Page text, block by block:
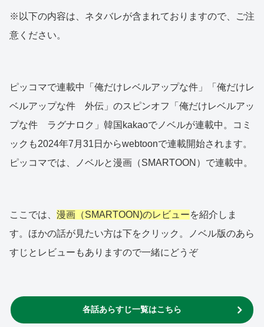
※以下の内容は、ネタバレが含まれておりますので、ご注
意ください。
ピッコマで連載中「俺だけレベルアップな件」「俺だけレ
ベルアップな件 外伝」のスピンオフ「俺だけレベルアッ
プな件 ラグナロク」韓国kakaoでノベルが連載中。コミ
ックも2024年7月31日からwebtoonで連載開始されます。
ピッコマでは、ノベルと漫画（SMARTOON）で連載中。
ここでは、 漫画（SMARTOON)のレビューを紹介しま
す。ほかの話が見たい方は下をクリック。ノベル版のあら
すじとレビューもありますので一緒にどうぞ
各話あらすじ一覧はこちら